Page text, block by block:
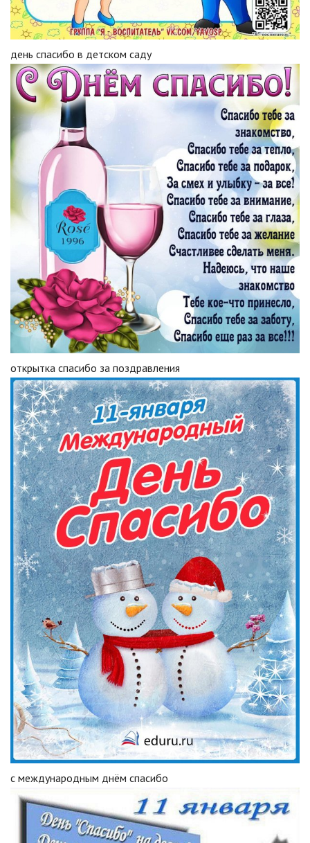
день спасибо в детском саду
открытка спасибо за поздравления
с международным днём спасибо